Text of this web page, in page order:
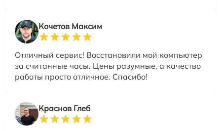
Кочетов Максим
Отличный сервис! Восстановили мой компьютер
за считанные часы. Цены разумные, а качество
работы просто отличное. Спасибо!
Краснов Глеб